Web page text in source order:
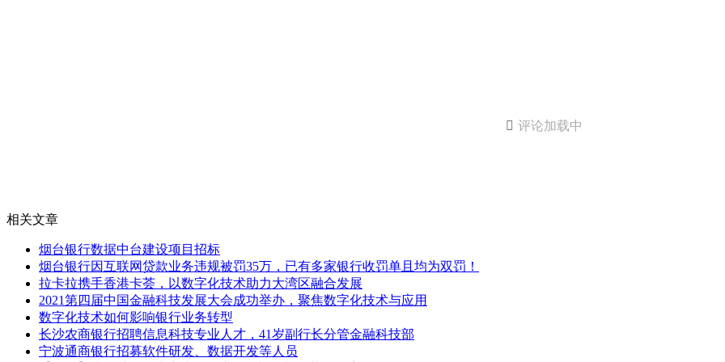
 评论加载中
相关文章
烟台银行数据中台建设项目招标
烟台银行因互联网贷款业务违规被罚35万，已有多家银行收罚单且均为双罚！
拉卡拉携手香港卡荟，以数字化技术助力大湾区融合发展
2021第四届中国金融科技发展大会成功举办，聚焦数字化技术与应用
数字化技术如何影响银行业务转型
长沙农商银行招聘信息科技专业人才，41岁副行长分管金融科技部
宁波通商银行招募软件研发、数据开发等人员